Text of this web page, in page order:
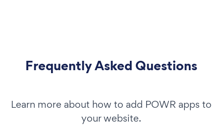
Frequently Asked Questions
Learn more about how to add POWR apps to
your website.